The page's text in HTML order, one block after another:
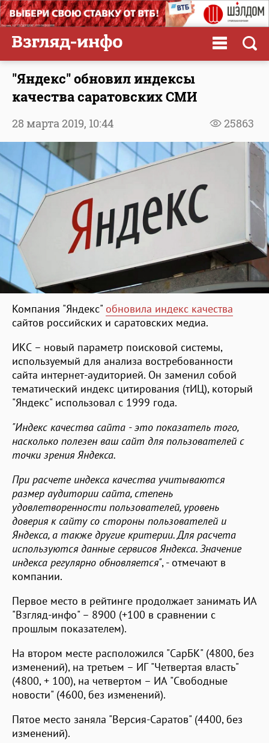
"Яндекс" обновил индексы
качества саратовских СМИ
25863
28 марта 2019, 10:44
Компания "Яндекс" обновила индекс качества
сайтов российских и саратовских медиа.
ИКС – новый параметр поисковой системы,
используемый для анализа востребованности
сайта интернет-аудиторией. Он заменил собой
тематический индекс цитирования (тИЦ), который
"Яндекс" использовал с 1999 года.
"Индекс качества сайта - это показатель того,
насколько полезен ваш сайт для пользователей с
точки зрения Яндекса.
При расчете индекса качества учитываются
размер аудитории сайта, степень
удовлетворенности пользователей, уровень
доверия к сайту со стороны пользователей и
Яндекса, а также другие критерии. Для расчета
используются данные сервисов Яндекса. Значение
индекса регулярно обновляется", - отмечают в
компании.
Первое место в рейтинге продолжает занимать ИА
"Взгляд-инфо" – 8900 (+100 в сравнении с
прошлым показателем).
На втором месте расположился "СарБК" (4800, без
изменений), на третьем – ИГ "Четвертая власть"
(4800, + 100), на четвертом – ИА "Свободные
новости" (4600, без изменений).
Пятое место заняла "Версия-Саратов" (4400, без
изменений).